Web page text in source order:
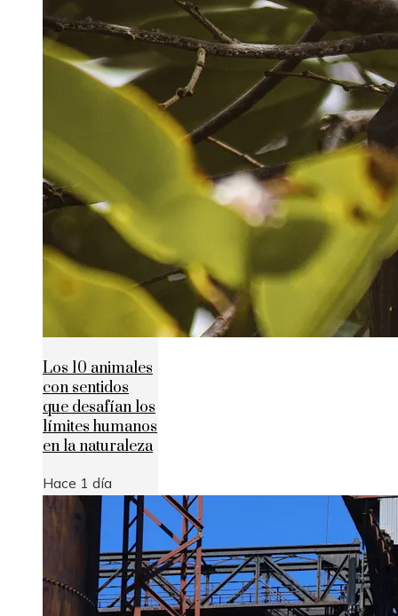
Los 10 animales
con sentidos
que desafían los
límites humanos
en la naturaleza
Hace 1 día